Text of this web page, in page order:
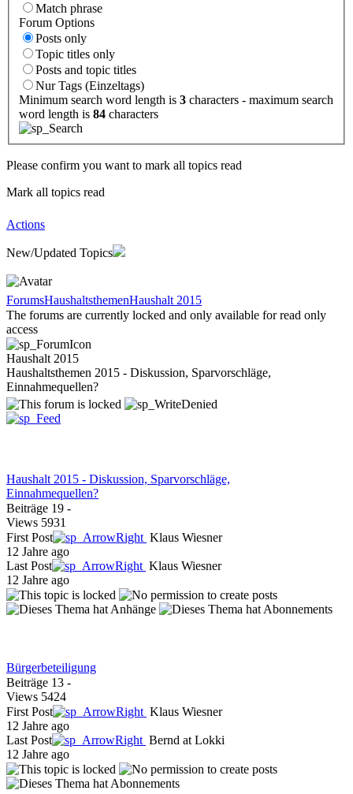
Match phrase
Forum Options
Posts only
Topic titles only
Posts and topic titles
Nur Tags (Einzeltags)
Minimum search word length is 3 characters - maximum search
word length is 84 characters
Please confirm you want to mark all topics read
Mark all topics read
Actions
New/Updated Topics
ForumsHaushaltsthemenHaushalt 2015
The forums are currently locked and only available for read only
access
Haushalt 2015
Haushaltsthemen 2015 - Diskussion, Sparvorschläge,
Einnahmequellen?
Haushalt 2015 - Diskussion, Sparvorschläge,
Einnahmequellen?
Beiträge 19 -
Views 5931
First Post
Klaus Wiesner
12 Jahre ago
Last Post
Klaus Wiesner
12 Jahre ago
Bürgerbeteiligung
Beiträge 13 -
Views 5424
First Post
Klaus Wiesner
12 Jahre ago
Last Post
Bernd at Lokki
12 Jahre ago